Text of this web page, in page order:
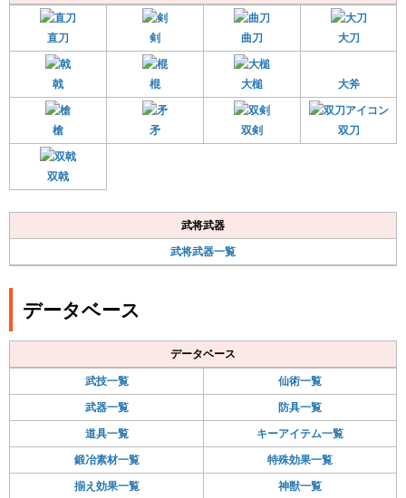
直刀 剣 曲刀 大刀
戟 棍 大槌 大斧
槍 矛 双剣 双刀
双戟
武将武器
武将武器一覧
データベース
データベース
武技一覧
仙術一覧
武器一覧
防具一覧
道具一覧
キーアイテム一覧
鍛冶素材一覧
特殊効果一覧
揃え効果一覧
神獣一覧